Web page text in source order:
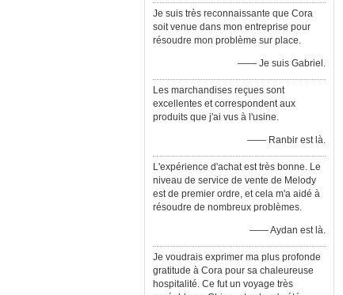
Je suis très reconnaissante que Cora
soit venue dans mon entreprise pour
résoudre mon problème sur place.
—— Je suis Gabriel.
Les marchandises reçues sont
excellentes et correspondent aux
produits que j'ai vus à l'usine.
—— Ranbir est là.
L'expérience d'achat est très bonne. Le
niveau de service de vente de Melody
est de premier ordre, et cela m'a aidé à
résoudre de nombreux problèmes.
—— Aydan est là.
Je voudrais exprimer ma plus profonde
gratitude à Cora pour sa chaleureuse
hospitalité. Ce fut un voyage très